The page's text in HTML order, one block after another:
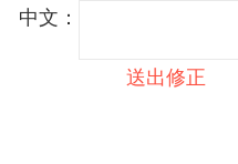
中文：
送出修正